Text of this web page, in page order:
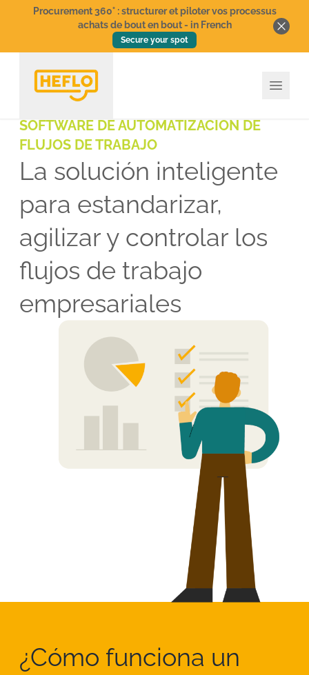
Procurement 360° : structurer et piloter vos processus
achats de bout en bout - in French
Secure your spot
SOFTWARE DE AUTOMATIZACIÓN DE
FLUJOS DE TRABAJO
La solución inteligente
para estandarizar,
agilizar y controlar los
flujos de trabajo
empresariales
¿Cómo funciona un